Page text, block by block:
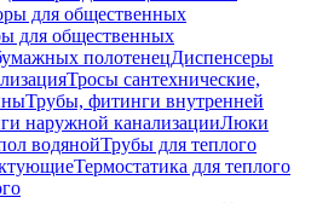
для общественных
для общественных
полотенецДиспенсеры
Тросы сантехнические,
Трубы, фитинги внутренней
наружной канализацииЛюки
водянойТрубы для теплого
Термостатика для теплого